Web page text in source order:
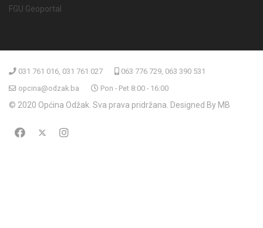
FGU Geoportal
031 761 016, 031 761 027
063 776 729, 063 390 531
opcina@odzak.ba
Pon - Pet 8:00 - 16:00
© 2020 Općina Odžak. Sva prava pridržana. Designed By MB